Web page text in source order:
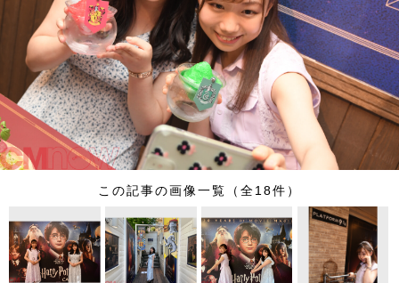
この記事の画像一覧（全18件）